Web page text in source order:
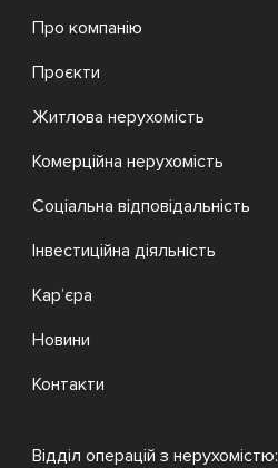
Про компанію
Проєкти
Житлова нерухомість
Комерційна нерухомість
Соціальна відповідальність
Інвестиційна діяльність
Кар’єра
Новини
Контакти
Відділ операцій з нерухомістю: